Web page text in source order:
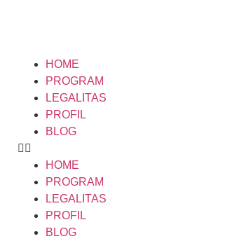
HOME
PROGRAM
LEGALITAS
PROFIL
BLOG
HOME
PROGRAM
LEGALITAS
PROFIL
BLOG